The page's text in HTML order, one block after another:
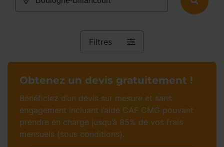
Filtres
Obtenez un devis gratuitement !
Bénéficiez d’un devis sur mesure et sans
engagement incluant l’aide CAF CMG pouvant
prendre en charge jusqu’à 85% de vos frais
mensuels (sous conditions).